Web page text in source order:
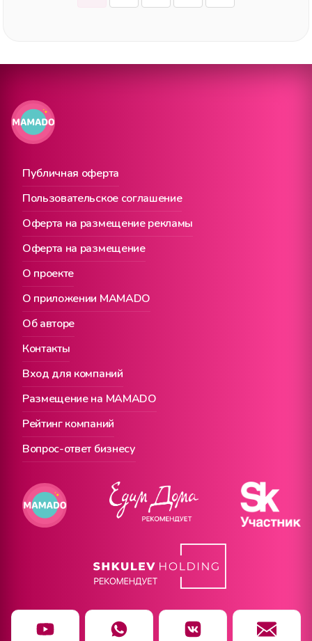
Публичная оферта
О проекте
Вход для компаний
Пользовательское соглашение
О приложении MAMADO
Размещение на MAMADO
Оферта на размещение рекламы
Об авторе
Рейтинг компаний
Оферта на размещение
Контакты
Вопрос-ответ бизнесу